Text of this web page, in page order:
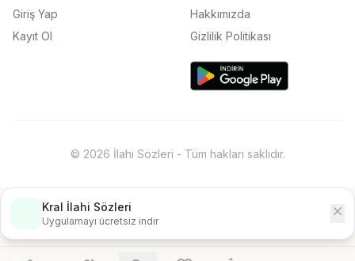
Giriş Yap
Kayıt Ol
Hakkımızda
Gizlilik Politikası
© 2026 İlahi Sözleri - Tüm hakları saklıdır.
Kral İlahi Sözleri
Uygulamayı ücretsiz indir
close